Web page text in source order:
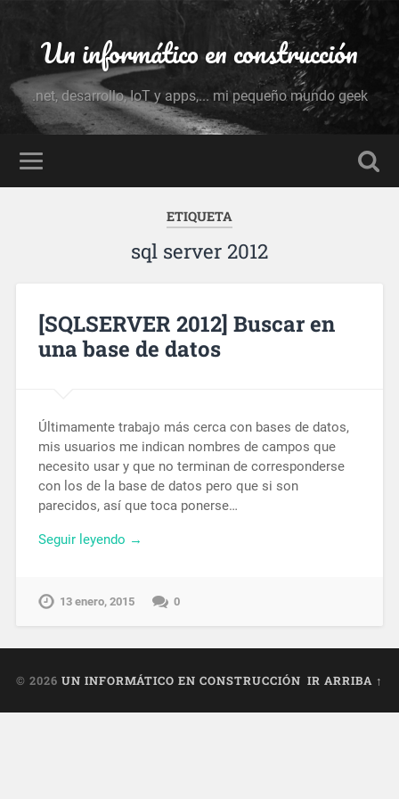
Un informático en construcción
.net, desarrollo, IoT y apps,... mi pequeño mundo geek
ETIQUETA
sql server 2012
[SQLSERVER 2012] Buscar en
una base de datos
Últimamente trabajo más cerca con bases de datos,
mis usuarios me indican nombres de campos que
necesito usar y que no terminan de corresponderse
con los de la base de datos pero que si son
parecidos, así que toca ponerse…
Seguir leyendo →
13 enero, 2015 0
© 2026 UN INFORMÁTICO EN CONSTRUCCIÓN IR ARRIBA ↑